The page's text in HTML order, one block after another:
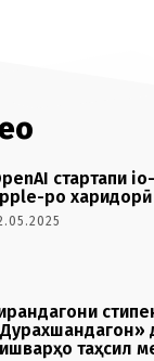
стартапи
ро
таҳсил